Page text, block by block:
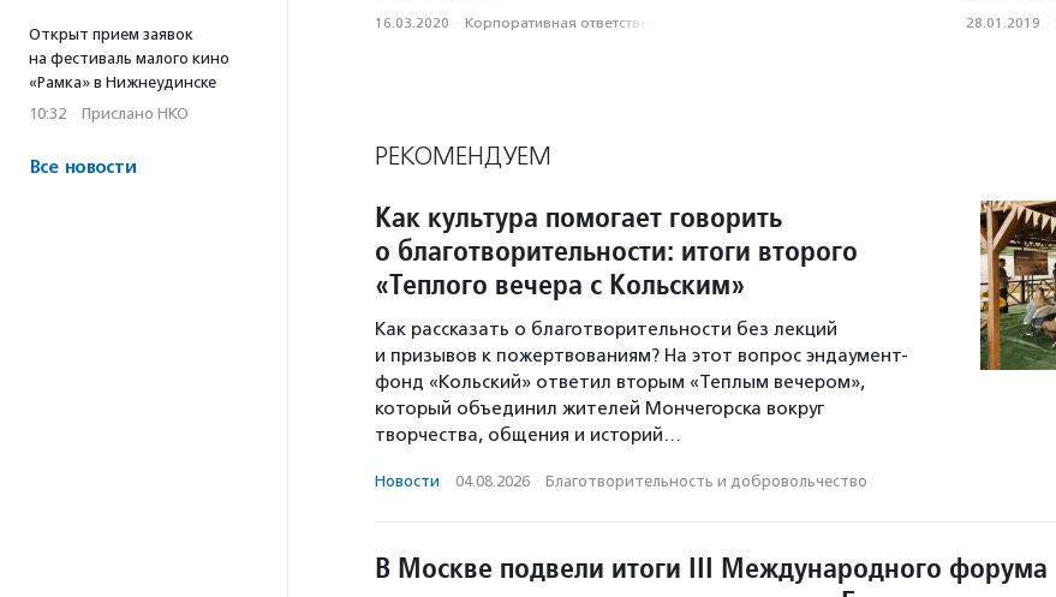
Открыт прием заявок
на фестиваль малого кино
«Рамка» в Нижнеудинске
10:32 · Прислано НКО
Все новости
16.03.2020 · Корпоративная ответственность 28.01.2019 ·
РЕКОМЕНДУЕМ
Как культура помогает говорить
о благотворительности: итоги второго
«Теплого вечера с Кольским»
Как рассказать о благотворительности без лекций
и призывов к пожертвованиям? На этот вопрос эндаумент-
фонд «Кольский» ответил вторым «Теплым вечером»,
который объединил жителей Мончегорска вокруг
творчества, общения и историй…
Новости · 04.08.2026 · Благотвори­тель­ность и доброволь­чест­во
В Москве подвели итоги III Международного форума